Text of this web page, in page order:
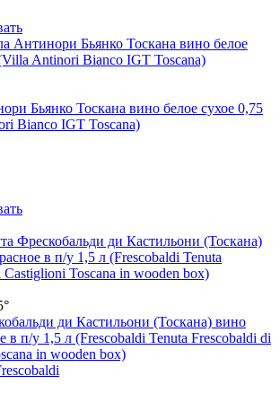
Бьянко Тоскана вино белое сухое 0,75
Bianco IGT Toscana)
ди Кастильони (Тоскана) вино
в п/у 1,5 л (Frescobaldi Tenuta Frescobaldi di
in wooden box)